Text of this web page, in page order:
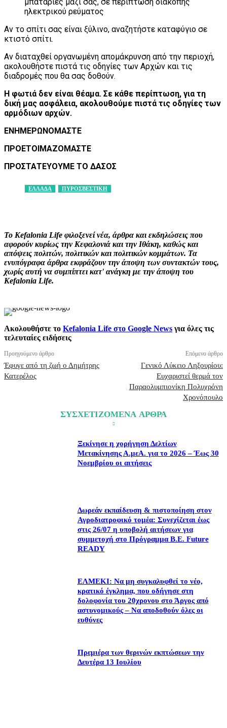
μπαταρίες μαζί σας, σε περίπτωση διακοπής
ηλεκτρικού ρεύματος
Αν το σπίτι σας είναι ξύλινο, αναζητήστε καταφύγιο σε
κτιστό σπίτι.
Αν διαταχθεί οργανωμένη απομάκρυνση από την περιοχή,
ακολουθήστε πιστά τις οδηγίες των Αρχών και τις
διαδρομές που θα σας δοθούν.
Η φωτιά δεν είναι θέαμα. Σε κάθε περίπτωση, για τη
δική μας ασφάλεια, ακολουθούμε πιστά τις οδηγίες των
αρμόδιων αρχών.
ΕΝΗΜΕΡΩΝΟΜΑΣΤΕ
ΠΡΟΕΤΟΙΜΑΖΟΜΑΣΤΕ
ΠΡΟΣΤΑΤΕΥΟΥΜΕ ΤΟ ΔΑΣΟΣ
ΕΛΛΑΔΑ ΠΥΡΟΣΒΕΣΤΙΚΗ
Το Kefalonia Life φιλοξενεί νέα, άρθρα και εκδηλώσεις που
αφορούν κυρίως την Κεφαλονιά και την Ιθάκη, καθώς και
απόψεις πολιτών, πολιτικών και πολιτικών κομμάτων. Τα
ενυπόγραφα άρθρα εκφράζουν την άποψη των συντακτών τους,
χωρίς αυτή να συμπίπτει κατ' ανάγκη με την άποψη του
Kefalonia Life.
Ακολουθήστε το Kefalonia Life στο Google News για όλες τις
τελευταίες ειδήσεις
Προηγούμενο άρθρο
Έφυγε από τη ζωή ο Δημήτρης
Κατερέλος
Επόμενο άρθρο
Γενικό Λύκειο Ληξουρίου:
Ευχαριστεί θερμά τον
Παραολυμπιονίκη Πολυχρόνη
Χρονόπουλο
ΣΥΣΧΕΤΙΖΟΜΕΝΑ ΑΡΘΡΑ
Ξεκίνησε η χορήγηση Δελτίων
Μετακίνησης Α.μεΑ. για το 2026 – Έως 30
Νοεμβρίου οι αιτήσεις
Δωρεάν εκπαίδευση & πιστοποίηση στον
Αγροδιατροφικό τομέα: Συνεχίζεται έως
στις 26/07 η υποβολή αιτήσεων για
συμμετοχή στο Πρόγραμμα B.E. Future
READY
ΕΛΜΕΚΙ: Να μη συγκαλυφθεί το νέο,
κρατικό έγκλημα, που οδήγησε στη
δολοφονία του 20χρονου στο Άργος από
αστυνομικούς – Να αποδοθούν όλες οι
ευθύνες
Πρεμιέρα των θερινών εκπτώσεων την
Δευτέρα 13 Ιουλίου